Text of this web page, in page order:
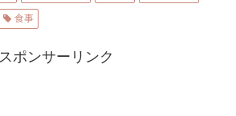
食事
スポンサーリンク